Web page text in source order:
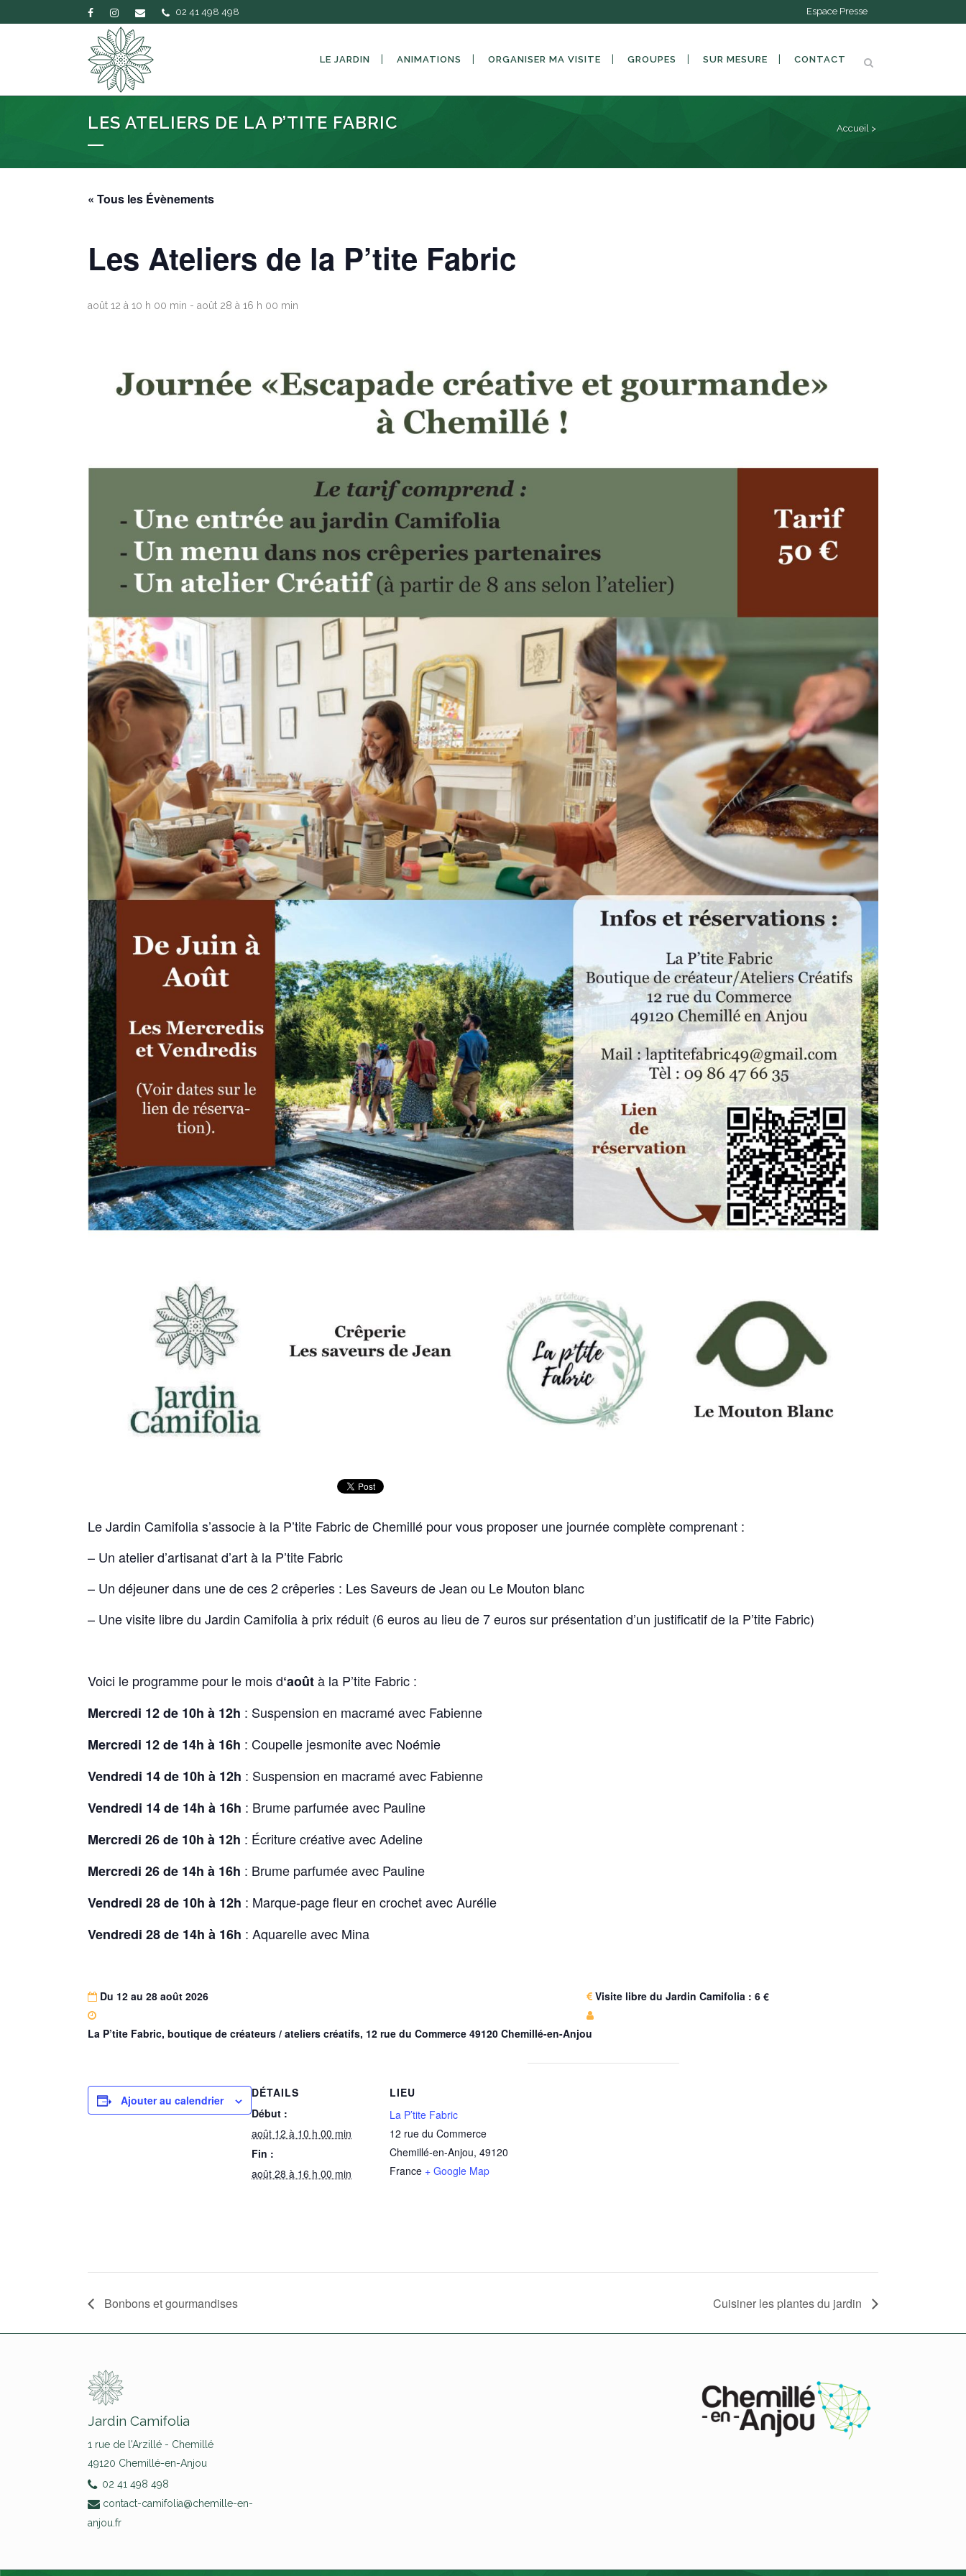
02 41 498 498 Espace Presse
LE JARDIN ANIMATIONS ORGANISER MA VISITE GROUPES SUR MESURE CONTACT
LES ATELIERS DE LA P’TITE FABRIC Accueil >
« Tous les Évènements
Les Ateliers de la P’tite Fabric
août 12 à 10 h 00 min - août 28 à 16 h 00 min
Le Jardin Camifolia s’associe à la P’tite Fabric de Chemillé pour vous proposer une journée complète comprenant :
– Un atelier d’artisanat d’art à la P’tite Fabric
– Un déjeuner dans une de ces 2 crêperies : Les Saveurs de Jean ou Le Mouton blanc
– Une visite libre du Jardin Camifolia à prix réduit (6 euros au lieu de 7 euros sur présentation d’un justificatif de la P’tite Fabric)
Voici le programme pour le mois d‘aoûtà la P’tite Fabric :
Mercredi 12 de 10h à 12h : Suspension en macramé avec Fabienne
Mercredi 12 de 14h à 16h : Coupelle jesmonite avec Noémie
Vendredi 14 de 10h à 12h : Suspension en macramé avec Fabienne
Vendredi 14 de 14h à 16h : Brume parfumée avec Pauline
Mercredi 26 de 10h à 12h : Écriture créative avec Adeline
Mercredi 26 de 14h à 16h : Brume parfumée avec Pauline
Vendredi 28 de 10h à 12h : Marque-page fleur en crochet avec Aurélie
Vendredi 28 de 14h à 16h : Aquarelle avec Mina
Du 12 au 28 août 2026 Visite libre du Jardin Camifolia : 6 €
La P’tite Fabric, boutique de créateurs / ateliers créatifs, 12 rue du Commerce 49120 Chemillé-en-Anjou
Ajouter au calendrier
DÉTAILS
Début :
août 12 à 10 h 00 min
Fin :
août 28 à 16 h 00 min
LIEU
La P’tite Fabric
12 rue du Commerce
Chemillé-en-Anjou, 49120
France + Google Map
Bonbons et gourmandises Cuisiner les plantes du jardin
Jardin Camifolia
1 rue de l'Arzillé - Chemillé
49120 Chemillé-en-Anjou
02 41 498 498
contact-camifolia@chemille-en-
anjou.fr